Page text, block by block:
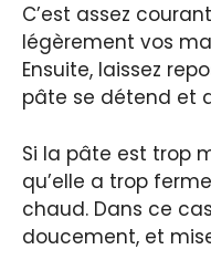
C’est assez
légèrement vos
Ensuite, laissez
pâte se détend et
Si la pâte est trop
qu’elle a trop
chaud. Dans ce
doucement, et